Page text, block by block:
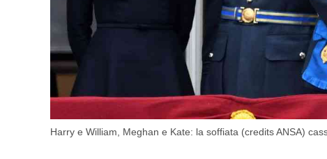
Harry e William, Meghan e Kate: la soffiata (credits ANSA)